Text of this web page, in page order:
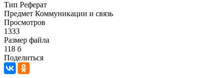
Тип Реферат
Предмет Коммуникации и связь
Просмотров
1333
Размер файла
118 б
Поделиться